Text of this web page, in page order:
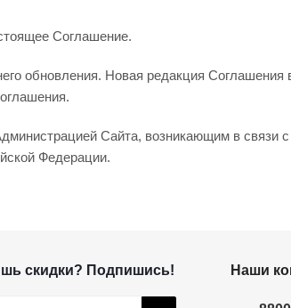
Соглашение.
обновления. Новая редакция Соглашения
Сайта, возникающим в связи
Федерации.
скидки? Подпишись! Наши